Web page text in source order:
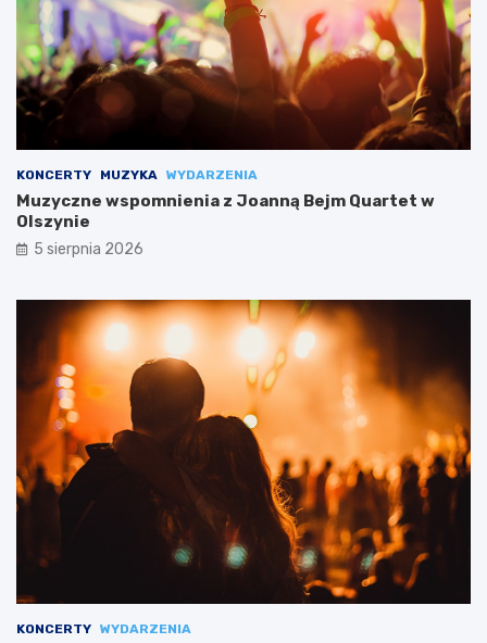
KONCERTY MUZYKA WYDARZENIA
Muzyczne wspomnienia z Joanną Bejm Quartet w
Olszynie
5 sierpnia 2026
KONCERTY WYDARZENIA